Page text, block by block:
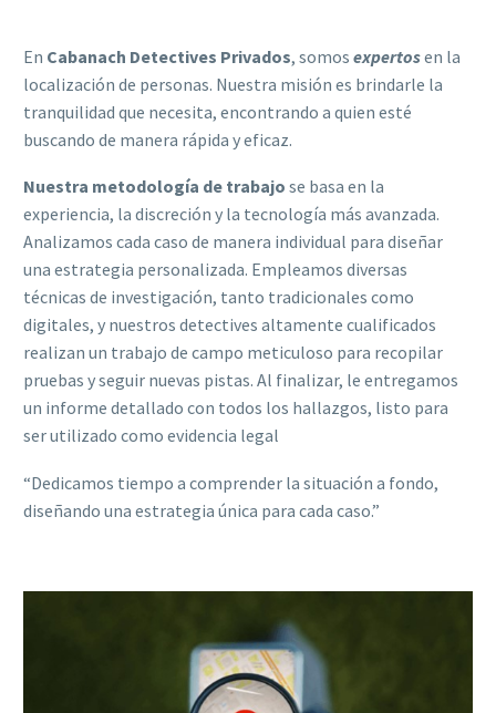
En Cabanach Detectives Privados, somos expertosen la
localización de personas. Nuestra misión es brindarle la
tranquilidad que necesita, encontrando a quien esté
buscando de manera rápida y eficaz.
Nuestra metodología de trabajo se basa en la
experiencia, la discreción y la tecnología más avanzada.
Analizamos cada caso de manera individual para diseñar
una estrategia personalizada. Empleamos diversas
técnicas de investigación, tanto tradicionales como
digitales, y nuestros detectives altamente cualificados
realizan un trabajo de campo meticuloso para recopilar
pruebas y seguir nuevas pistas. Al finalizar, le entregamos
un informe detallado con todos los hallazgos, listo para
ser utilizado como evidencia legal
“Dedicamos tiempo a comprender la situación a fondo,
diseñando una estrategia única para cada caso.”